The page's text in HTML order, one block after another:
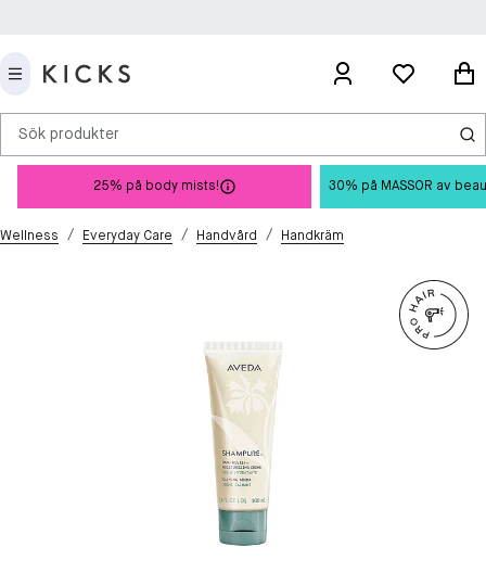
Sök produkter
25% på body mists! 30% på MASSOR av
Wellness / Everyday Care / Handvård / Handkräm